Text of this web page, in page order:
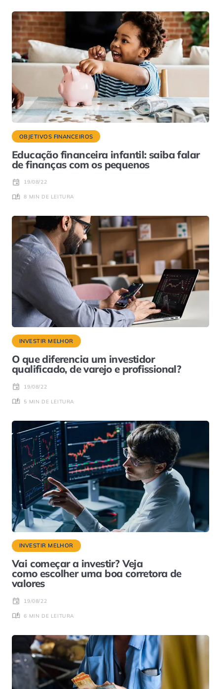
OBJETIVOS FINANCEIROS
Educação financeira infantil: saiba falar
de finanças com os pequenos
19/08/22
8 MIN DE LEITURA
INVESTIR MELHOR
O que diferencia um investidor
qualificado, de varejo e profissional?
19/08/22
5 MIN DE LEITURA
INVESTIR MELHOR
Vai começar a investir? Veja
como escolher uma boa corretora de
valores
19/08/22
6 MIN DE LEITURA